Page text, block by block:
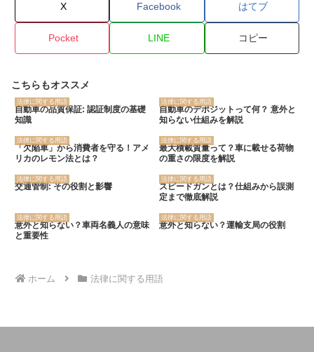
X Facebook はてブ
Pocket LINE コピー
こちらもオススメ
法律に関する用語
自動車の品質保証: 認証制度の基礎
知識
法律に関する用語
自動車のデポジットって何？ 意外と
知らない仕組みを解説
法律に関する用語
「欠陥車」から消費者を守る！アメ
リカのレモン法とは？
法律に関する用語
最大積載質量って？車に載せる荷物
の重さの限度を解説
法律に関する用語
交通管制: その役割と影響
法律に関する用語
スピードガンとは？仕組みから誤測
定まで徹底解説
法律に関する用語
意外と知らない？車両名義人の意味
と重要性
法律に関する用語
意外と知らない？運輸支局の役割
ホーム 法律に関する用語